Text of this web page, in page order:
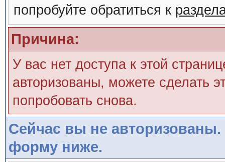
попробуйте обратиться к
Причина:
У вас нет доступа к этой
авторизованы, можете сделать
попробовать снова.
Сейчас вы не авторизованы.
форму ниже.